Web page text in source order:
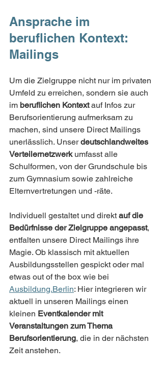
Ansprache im
beruflichen Kontext:
Mailings
Um die Zielgruppe nicht nur im privaten
Umfeld zu erreichen, sondern sie auch
im beruflichen Kontext auf Infos zur
Berufsorientierung aufmerksam zu
machen, sind unsere Direct Mailings
unerlässlich. Unser deutschlandweites
Verteilernetzwerk umfasst alle
Schulformen, von der Grundschule bis
zum Gymnasium sowie zahlreiche
Elternvertretungen und -räte.
Individuell gestaltet und direkt auf die
Bedürfnisse der Zielgruppe angepasst,
entfalten unsere Direct Mailings ihre
Magie. Ob klassisch mit aktuellen
Ausbildungsstellen gespickt oder mal
etwas out of the box wie bei
Ausbildung.Berlin: Hier integrieren wir
aktuell in unseren Mailings einen
kleinen Eventkalender mit
Veranstaltungen zum Thema
Berufsorientierung, die in der nächsten
Zeit anstehen.